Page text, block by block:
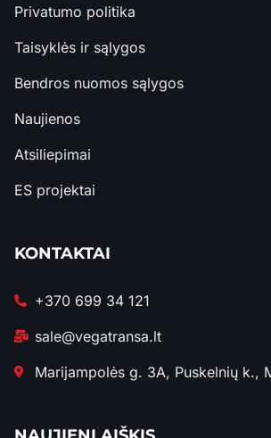
Privatumo politika
Taisyklės ir sąlygos
Bendros nuomos sąlygos
Naujienos
Atsiliepimai
ES projektai
KONTAKTAI
+370 699 34 121
sale@vegatransa.lt
Marijampolės g. 3A, Puskelnių k.,